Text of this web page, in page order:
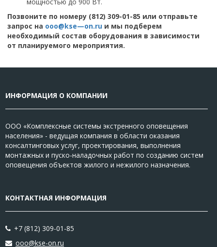
Позвоните по номеру (812) 309-01-85 или отправьте
запрос на ooo@kse—on.ru и мы подберем
необходимый состав оборудования в зависимости
от планируемого мероприятия.
ИНФОРМАЦИЯ О КОМПАНИИ
ООО «Комплексные системы экстренного оповещения
населения» - ведущая компания в области оказания
консалтинговых услуг, проектирования, выполнения
монтажных и пуско-наладочных работ по созданию систем
оповещения объектов жилого и нежилого назначения.
КОНТАКТНАЯ ИНФОРМАЦИЯ
+7 (812) 309-01-85
ooo@kse-on.ru